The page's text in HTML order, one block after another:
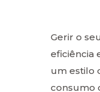
Gerir o
eficiência
um estilo
consumo